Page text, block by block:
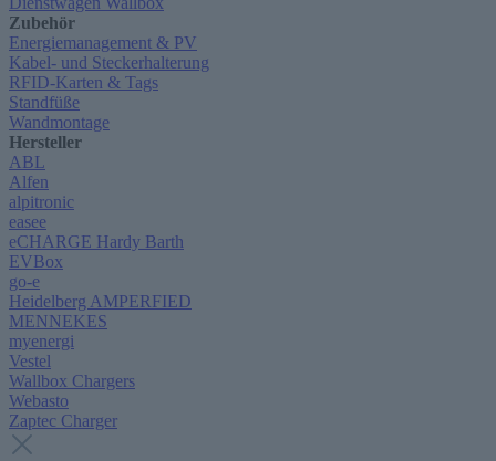
Zubehör
Energiemanagement & PV
Kabel- und Steckerhalterung
RFID-Karten & Tags
Standfüße
Wandmontage
Hersteller
ABL
Alfen
alpitronic
easee
eCHARGE Hardy Barth
EVBox
go-e
Heidelberg AMPERFIED
MENNEKES
myenergi
Vestel
Wallbox Chargers
Webasto
Zaptec Charger